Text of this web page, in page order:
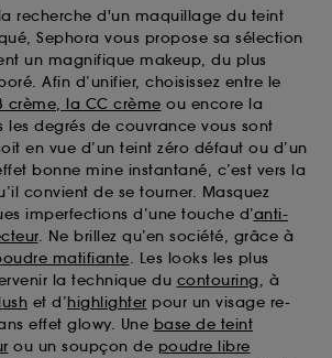
recherche d'un maquillage du teint
Sephora vous propose sa sélection
un magnifique makeup, du plus
Afin d’unifier, choisissez entre le
crème, la CC crème ou encore la
les degrés de couvrance vous sont
en vue d’un teint zéro défaut ou d’un
bonne mine instantané, c’est vers la
convient de se tourner. Masquez
imperfections d’une touche d’anti-
. Ne brillez qu’en société, grâce à
matifiante. Les looks les plus
la technique du contouring, à
et d’highlighter pour un visage re-
effet glowy. Une base de teint
ou un soupçon de poudre libre